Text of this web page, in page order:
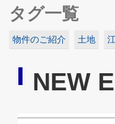
タグ一覧
物件のご紹介 土地
NEW